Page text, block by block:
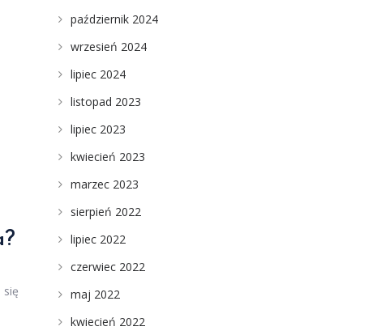
się
październik 2024
wrzesień 2024
lipiec 2024
listopad 2023
lipiec 2023
kwiecień 2023
marzec 2023
sierpień 2022
lipiec 2022
czerwiec 2022
maj 2022
kwiecień 2022